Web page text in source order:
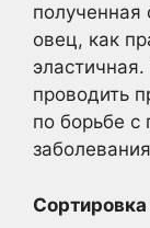
полученная
овец, как
проводить
по борьбе